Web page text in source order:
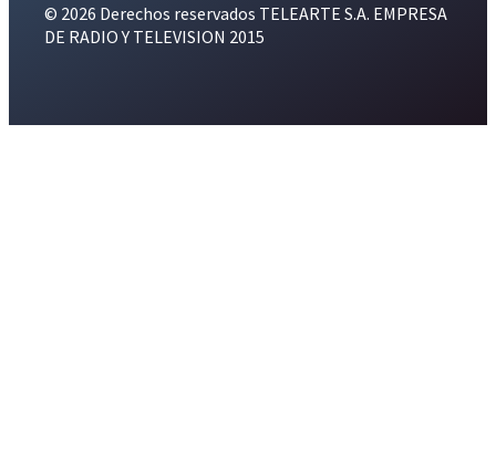
© 2026 Derechos reservados TELEARTE S.A. EMPRESA
DE RADIO Y TELEVISION 2015